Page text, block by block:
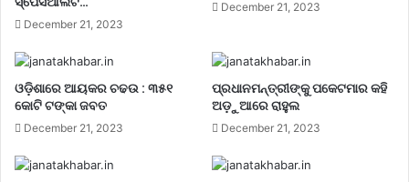
December 21, 2023
December 21, 2023
ଓଡ଼ିଶାରେ ଆୟକର ଚଢଉ : ୩୫୧
କୋଟି ଟଙ୍କା ଜବତ
December 21, 2023
ପ୍ରଧାନମନ୍ତ୍ରୀଙ୍କୁ ପକେଟମାର କହି
ଅଡ଼ୁଆରେ ରାହୁଲ
December 21, 2023